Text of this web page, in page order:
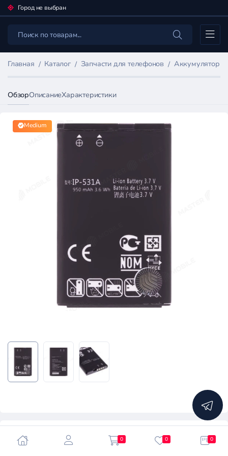
Город не выбран
Каталог
Главная Каталог Запчасти для телефонов Аккумуляторы
ОбзорОписаниеХарактеристики
Medium
4.94
0 0 0